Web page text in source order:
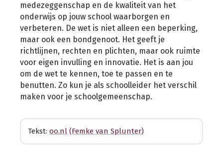
medezeggenschap en de kwaliteit van het
onderwijs op jouw school waarborgen en
verbeteren. De wet is niet alleen een beperking,
maar ook een bondgenoot. Het geeft je
richtlijnen, rechten en plichten, maar ook ruimte
voor eigen invulling en innovatie. Het is aan jou
om de wet te kennen, toe te passen en te
benutten. Zo kun je als schoolleider het verschil
maken voor je schoolgemeenschap.
Tekst: oo.nl (Femke van Splunter)